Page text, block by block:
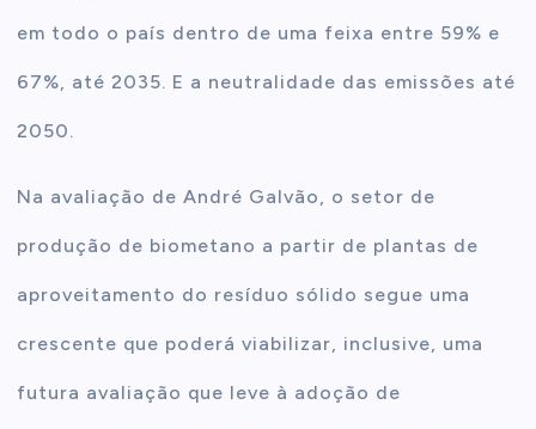
em todo o país dentro de uma feixa entre 59% e
67%, até 2035. E a neutralidade das emissões até
2050.
Na avaliação de André Galvão, o setor de
produção de biometano a partir de plantas de
aproveitamento do resíduo sólido segue uma
crescente que poderá viabilizar, inclusive, uma
futura avaliação que leve à adoção de